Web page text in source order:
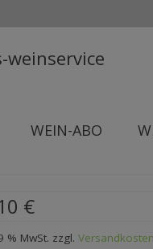
WEIN-ABO
€
% MwSt. zzgl. Versandkosten